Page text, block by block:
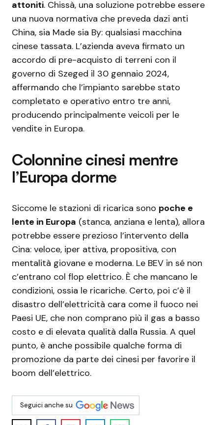
attoniti. Chissà, una soluzione potrebbe essere
una nuova normativa che preveda dazi anti
China, sia Made sia By: qualsiasi macchina
cinese tassata. L’azienda aveva firmato un
accordo di pre-acquisto di terreni con il
governo di Szeged il 30 gennaio 2024,
affermando che l’impianto sarebbe stato
completato e operativo entro tre anni,
producendo principalmente veicoli per le
vendite in Europa.
Colonnine cinesi mentre
l’Europa dorme
Siccome le stazioni di ricarica sono poche e
lente in Europa (stanca, anziana e lenta), allora
potrebbe essere prezioso l’intervento della
Cina: veloce, iper attiva, propositiva, con
mentalità giovane e moderna. Le BEV in sé non
c’entrano col flop elettrico. È che mancano le
condizioni, ossia le ricariche. Certo, poi c’è il
disastro dell’elettricità cara come il fuoco nei
Paesi UE, che non comprano più il gas a basso
costo e di elevata qualità dalla Russia. A quel
punto, è anche possibile qualche forma di
promozione da parte dei cinesi per favorire il
boom dell’elettrico.
Seguici anche su